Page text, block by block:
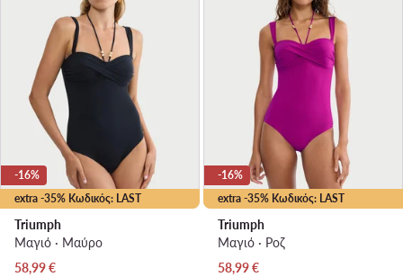
extra -35% Κωδικός: LAST
-16%
Triumph
Μαγιό · Μαύρο
Τρέχουσα τιμή
58,99€
extra -35% Κωδικός: LAST
-16%
Triumph
Μαγιό · Ροζ
Τρέχουσα τιμή
58,99€